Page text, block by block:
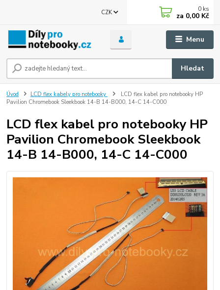
Menu
CZK
Hledat
0 ks
za 0,00 Kč
Úvod LCD flex kabely pro notebooky
LCD flex kabel pro notebooky HP
Pavilion Chromebook Sleekbook 14-B 14-B000, 14-C 14-C000
LCD flex kabel pro notebooky HP
Pavilion Chromebook Sleekbook
14-B 14-B000, 14-C 14-C000